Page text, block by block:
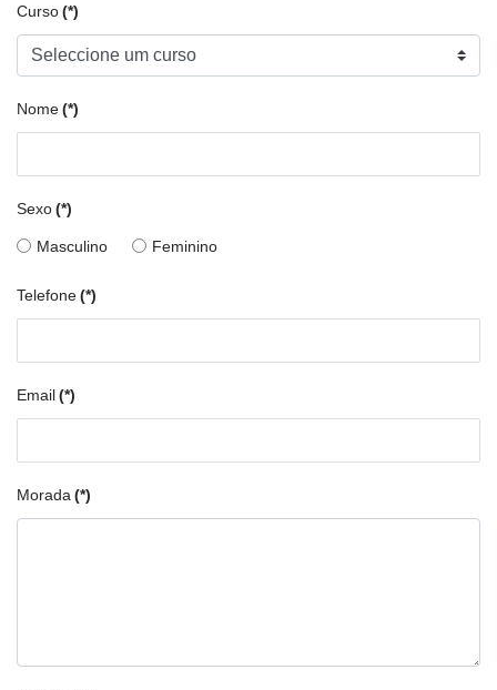
Curso(*)
Nome(*)
Sexo(*)
Masculino Feminino
Telefone(*)
Email(*)
Morada(*)